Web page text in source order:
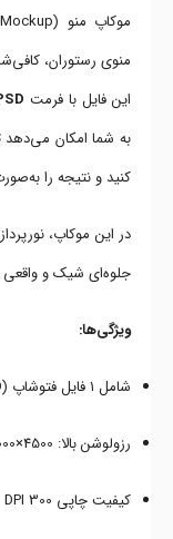
منوی رستوران،
این فایل با فرمت
به شما امکان می‌دهد
کنید و نتیجه را
در این موکاپ،
جلوه‌ای شیک و واقعی
ویژگی‌ها:
شامل ۱ فایل فتوشاپ (PSD)
رزولوشن بالا: 4500×3000 پیکسل
کیفیت چاپی 300 DPI